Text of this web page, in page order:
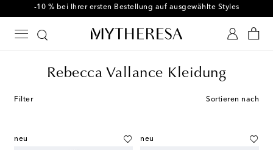
-10 % bei Ihrer ersten Bestellung auf ausgewählte Styles
Rebecca Vallance Kleidung
Filter Sortieren nach
neu neu